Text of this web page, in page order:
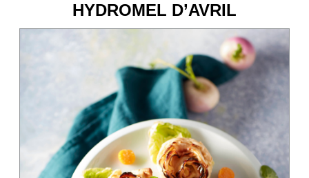
HYDROMEL D’AVRIL